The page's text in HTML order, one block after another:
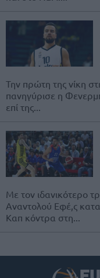
Την πρώτη της νίκη
πανηγύρισε η
επί της...
Με τον ιδανικότερο
Αναντολού Εφέ,ς
Καπ κόντρα στη...